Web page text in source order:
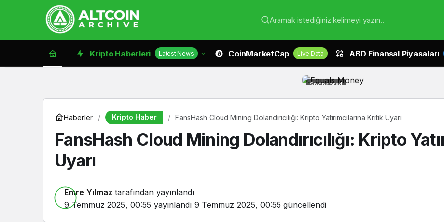
Aramak istediğiniz kelimeyi yazın..
Kripto Haberleri Latest News CoinMarketCap Live Data ABD Finansal Piyasaları
Sponsored
Haberler Kripto Haber FansHash Cloud Mining Dolandırıcılığı: Kripto Yatırımcılarına Kritik Uyarı
FansHash Cloud Mining Dolandırıcılığı: Kripto
Uyarı
Emre Yılmaz tarafından yayınlandı
9 Temmuz 2025, 00:55 yayınlandı 9 Temmuz 2025, 00:55 güncellendi